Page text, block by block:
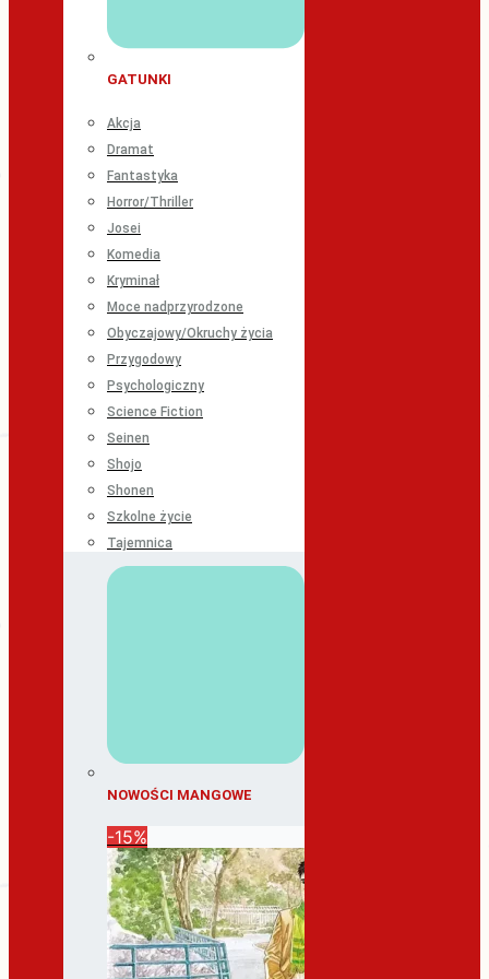
GATUNKI
Akcja
Dramat
Fantastyka
Horror/Thriller
Josei
Komedia
Kryminał
Moce nadprzyrodzone
Obyczajowy/Okruchy życia
Przygodowy
Psychologiczny
Science Fiction
Seinen
Shojo
Shonen
Szkolne życie
Tajemnica
NOWOŚCI MANGOWE
-15%